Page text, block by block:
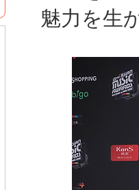
魅力を生